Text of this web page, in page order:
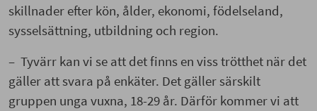
skillnader efter kön, ålder, ekonomi, födelseland,
sysselsättning, utbildning och region.
– Tyvärr kan vi se att det finns en viss trötthet när det
gäller att svara på enkäter. Det gäller särskilt
gruppen unga vuxna, 18-29 år. Därför kommer vi att